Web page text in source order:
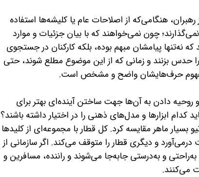
هنگامی‌که از اصلاحات عام یا کلیشه‌­ها استفاده
چون نمی‌­خواهند که با بیان جزئیات و موارد
نه‌تنها پیامشان مبهم بوده، بلکه کارکنان در جستجوی
حدس بزنند و زمانی که از این موضوع مطلع شوند، حتی
حرف‌­هایشان واضح و مشخص است.
روحیه دادن به آن­‌ها جهت ساختن آینده‌­ای بهتر برای
ابزارها و مدل‌­های ذهنی را در اختیار داشته باشند؟
بسیار ماهر مقایسه کرد. کل قطار با مجموعه­‌ای از کلیدها
و دیگری قطار را متوقف می­‌کند. اگر سازمانی از
و به‌درستی جابه‌­جا می‌­شوند و راننده، مسافرین و
می‌­کنند.